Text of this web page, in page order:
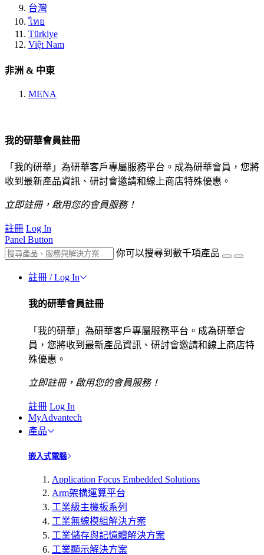
台灣
ไทย
Türkiye
Việt Nam
非洲 & 中東
MENA
我的研華會員註冊
「我的研華」為研華客戶專屬服務平台。成為研華會員，您將
收到最新產品資訊、研討會邀請和線上商店特殊優惠。
立即註冊，啟用您的會員服務！
註冊 Log In
Panel Button
你可以搜尋到數千項產品
註冊 / Log In
我的研華會員註冊
「我的研華」為研華客戶專屬服務平台。成為研華會
員，您將收到最新產品資訊、研討會邀請和線上商店特
殊優惠。
立即註冊，啟用您的會員服務！
註冊 Log In
MyAdvantech
產品
嵌入式電腦
Application Focus Embedded Solutions
Arm架構運算平台
工業級主機板系列
工業無線模組解決方案
工業儲存與記憶體解決方案
工業顯示解決方案